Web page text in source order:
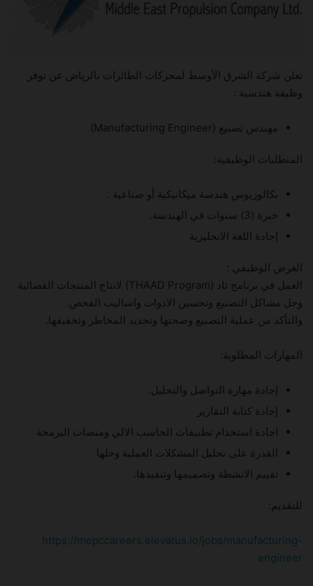
تعلن شركة الشرق الأوسط لمحركات الطائرات بالرياض عن توفر
وظيفة هندسية :
مهندس تصنيع (Manufacturing Engineer)
المتطلبات الوظيفية:
بكالوريوس هندسة ميكانيكية أو صناعية .
خبرة (3) سنوات في الهندسة.
إجادة اللغة الانجليزية
الغرض الوظيفي :
العمل في برنامج ثاد (THAAD Program) لانتاج المنتجات الفضائية
وحل مشاكل التصنيع وتحسين الادوات واساليب الفحص.
والتأكد من عملية التصنيع وصحتها وتحديد المخاطر وتخفيفها.
المهارات المطلوبة:
إجادة مهارة التواصل والتحليل.
إجادة كتابة التقارير
اجادة استخدام تطبيقات الحاسب الالي ومنصات البرمجة
القدرة على تحليل المشكلات العملية وحلها
تقييم الانشطة وتصميمها وتنفيذها.
للتقديم:
https://mepccareers.elevatus.io/jobs/manufacturing-
engineer